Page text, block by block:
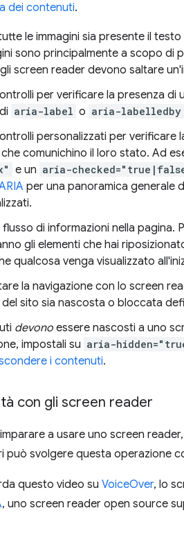
dei contenuti.
le immagini sia presente il testo
sono principalmente a scopo di
screen reader devono saltare
per verificare la presenza
aria-label o aria-labelledby
personalizzati per verificare
comunichino il loro stato. Ad
e un aria-
per una panoramica generale
di informazioni nella
gli elementi che hai
qualcosa venga visualizzato
la navigazione con lo screen
del sito sia nascosta o bloccata
devono essere nascosti a uno
impostali su aria-
i contenuti.
con gli screen reader
a usare uno screen
può svolgere questa operazione
questo video su VoiceOver, lo
, uno screen reader open source